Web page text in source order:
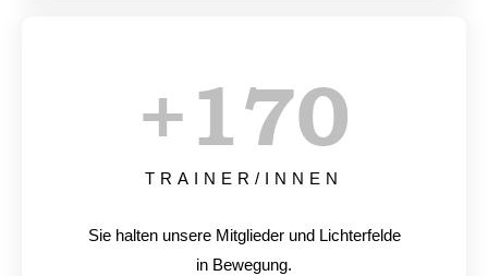
TRAINER/INNEN
+170
Sie halten unsere Mitglieder und Lichterfelde
in Bewegung.